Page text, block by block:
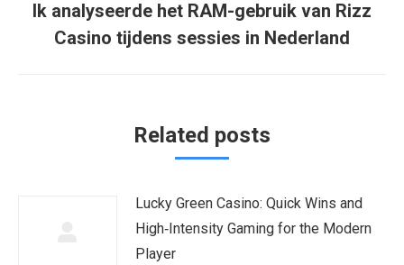
Next
post:
Ik analyseerde het RAM-gebruik van Rizz
Casino tijdens sessies in Nederland
Related posts
Lucky Green Casino: Quick Wins and
High‑Intensity Gaming for the Modern
Player